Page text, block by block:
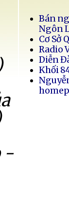
-
Bán
Ngôn
Cơ Sở
Radio
Diễn
Khối